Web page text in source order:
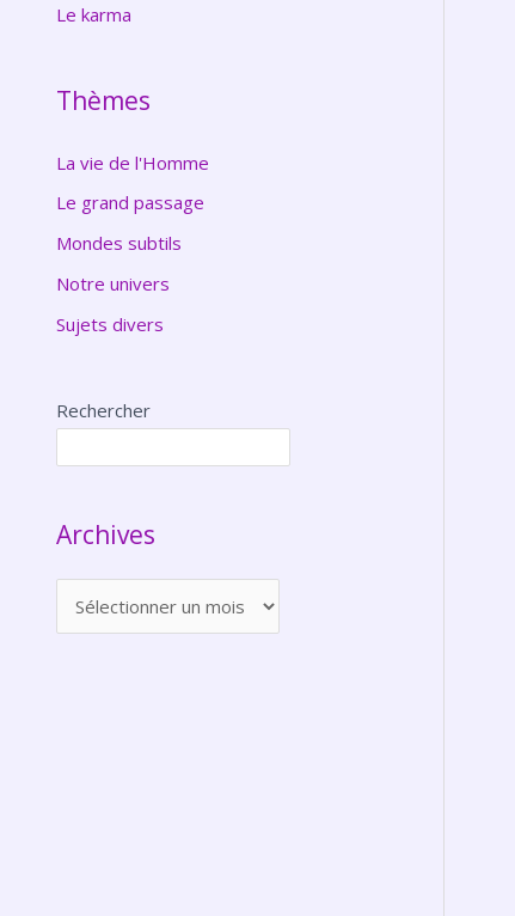
Le karma
Thèmes
La vie de l'Homme
Le grand passage
Mondes subtils
Notre univers
Sujets divers
Rechercher
Archives